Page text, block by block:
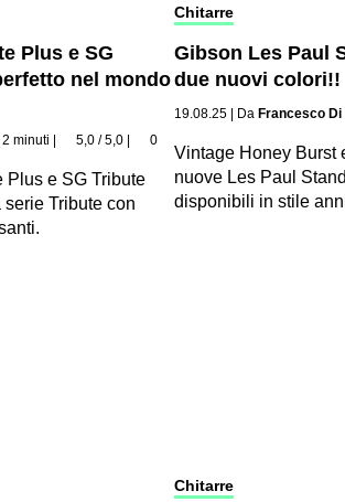
Plus e SG
nel mondo
2 minuti 5,0 / 5,0 0
Plus e SG Tribute
Tribute con
Chitarre
Gibson Les Paul
due nuovi colori!!
19.08.25 Da Francesco Di
Vintage Honey Burst
nuove Les Paul
disponibili in stile
Chitarre